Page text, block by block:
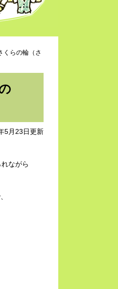
くらの輪（さ
5月23日更新
ながら